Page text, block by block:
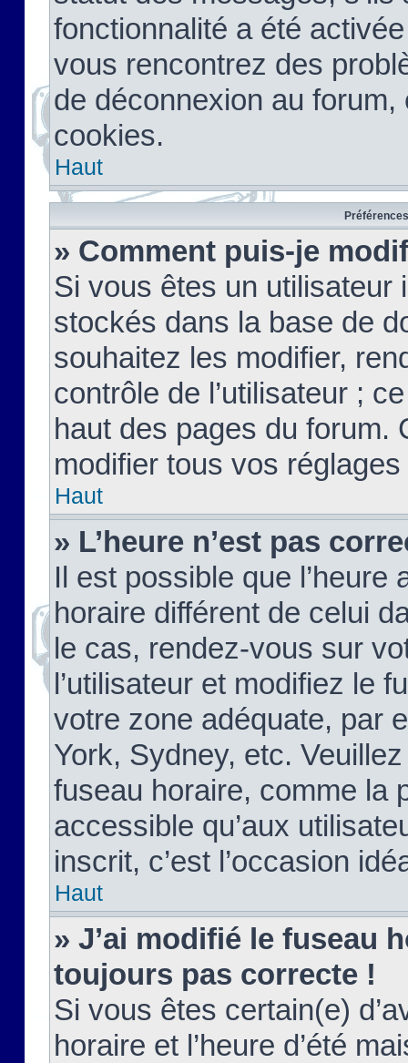
fonctionnalité a été
vous rencontrez des
de déconnexion au
cookies.
Haut
» Comment puis-je
Si vous êtes un
stockés dans la base de
souhaitez les modifier,
contrôle de l’utilisateur ;
haut des pages du forum.
modifier tous vos
Haut
» L’heure n’est pas
Il est possible que
horaire différent de celui
le cas, rendez-vous sur
l’utilisateur et modifiez le
votre zone adéquate, par
York, Sydney, etc.
fuseau horaire, comme la
accessible qu’aux
inscrit, c’est l’occasion
Haut
» J’ai modifié le fuseau
toujours pas correcte !
Si vous êtes certain(e)
horaire et l’heure d’été